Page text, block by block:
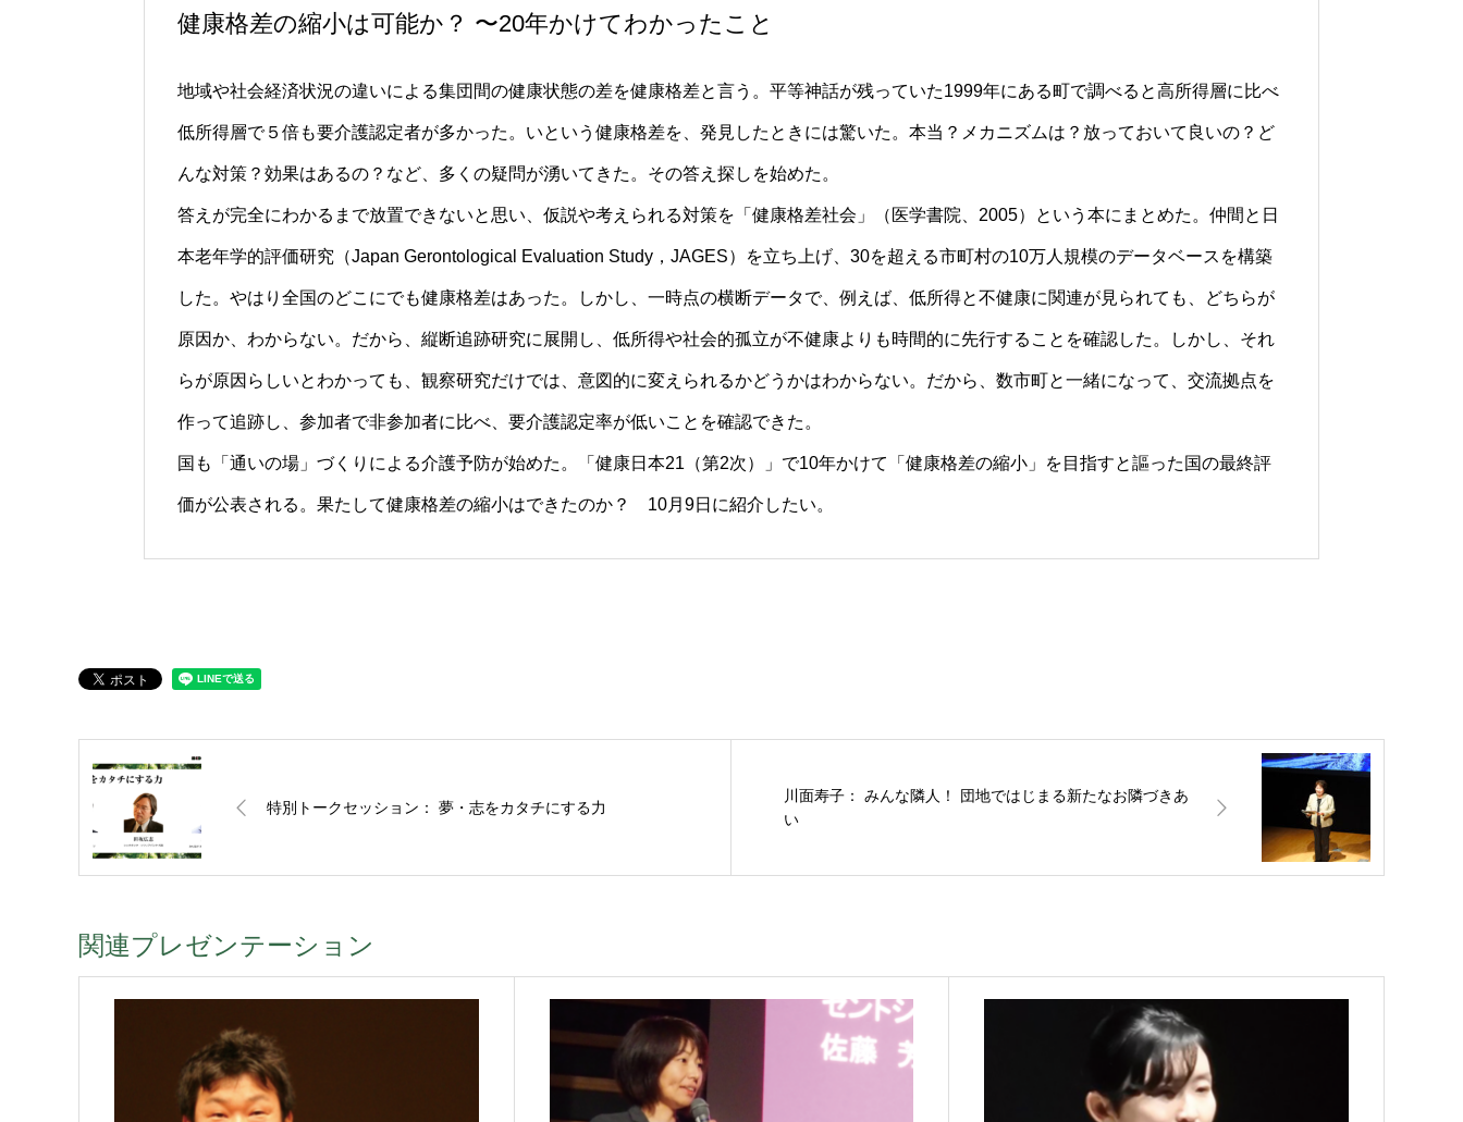
健康格差の縮小は可能か？ 〜20年かけてわかったこと
地域や社会経済状況の違いによる集団間の健康状態の差を健康格差と言う。平等神話が残っていた1999年にある町で調べると高所得層に比べ
低所得層で５倍も要介護認定者が多かった。いという健康格差を、発見したときには驚いた。本当？メカニズムは？放っておいて良いの？ど
んな対策？効果はあるの？など、多くの疑問が湧いてきた。その答え探しを始めた。
答えが完全にわかるまで放置できないと思い、仮説や考えられる対策を「健康格差社会」（医学書院、2005）という本にまとめた。仲間と日
本老年学的評価研究（Japan Gerontological Evaluation Study，JAGES）を立ち上げ、30を超える市町村の10万人規模のデータベースを構築
した。やはり全国のどこにでも健康格差はあった。しかし、一時点の横断データで、例えば、低所得と不健康に関連が見られても、どちらが
原因か、わからない。だから、縦断追跡研究に展開し、低所得や社会的孤立が不健康よりも時間的に先行することを確認した。しかし、それ
らが原因らしいとわかっても、観察研究だけでは、意図的に変えられるかどうかはわからない。だから、数市町と一緒になって、交流拠点を
作って追跡し、参加者で非参加者に比べ、要介護認定率が低いことを確認できた。
国も「通いの場」づくりによる介護予防が始めた。「健康日本21（第2次）」で10年かけて「健康格差の縮小」を目指すと謳った国の最終評
価が公表される。果たして健康格差の縮小はできたのか？ 10月9日に紹介したい。
特別トークセッション： 夢・志をカタチにする力
川面寿子： みんな隣人！ 団地ではじまる新たなお隣づきあ
い
関連プレゼンテーション